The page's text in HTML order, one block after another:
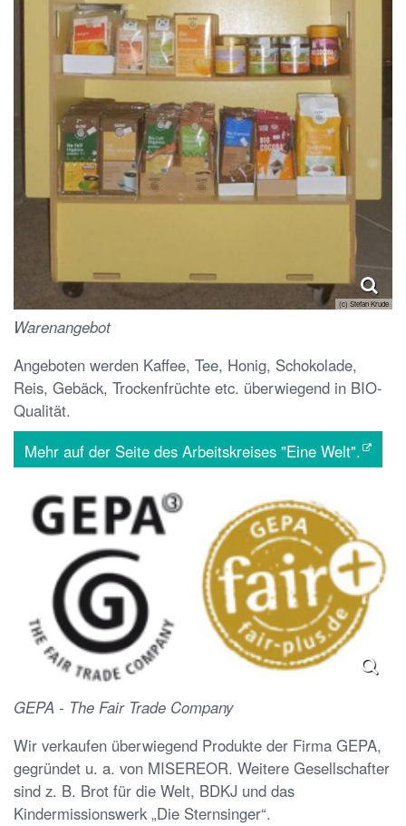
(c) Stefan Krude
Warenangebot
Angeboten werden Kaffee, Tee, Honig, Schokolade,
Reis, Gebäck, Trockenfrüchte etc. überwiegend in BIO-
Qualität.
Mehr auf der Seite des Arbeitskreises "Eine Welt".
GEPA - The Fair Trade Company
Wir verkaufen überwiegend Produkte der Firma GEPA,
gegründet u. a. von MISEREOR. Weitere Gesellschafter
sind z. B. Brot für die Welt, BDKJ und das
Kindermissionswerk „Die Sternsinger“.